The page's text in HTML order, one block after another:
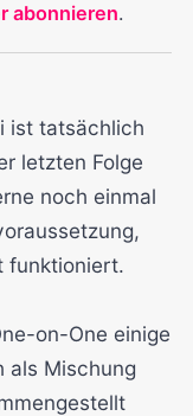
abonnieren.
ist tatsächlich
letzten Folge
noch einmal
funktioniert.
on-One einige
als Mischung